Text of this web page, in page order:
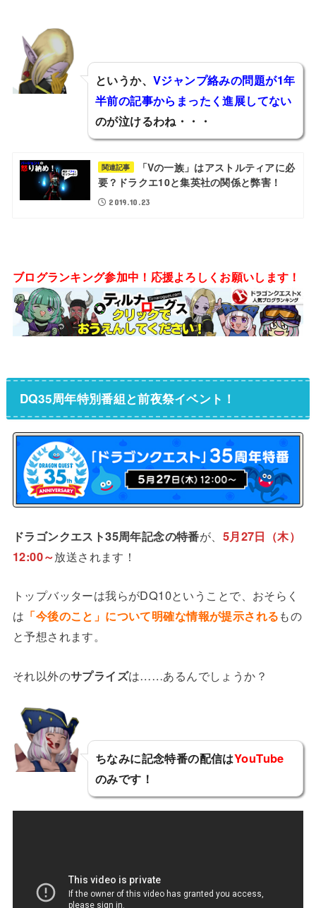
というか、 Vジャンプ絡みの問題が1年
半前の記事からまったく進展してない
のが泣けるわね・・・
関連記事
「Vの一族」はアストルティアに必
要？ドラクエ10と集英社の関係と弊害！
2019.10.23
ブログランキング参加中！応援よろしくお願いします！
DQ35周年特別番組と前夜祭イベント！
ドラゴンクエスト35周年記念の特番が、 5月27日（木）
12:00～放送されます！
トップバッターは我らがDQ10ということで、おそらく
は 「今後のこと」について明確な情報が提示されるもの
と予想されます。
それ以外のサプライズは……あるんでしょうか？
ちなみに記念特番の配信はYouTube
のみです！